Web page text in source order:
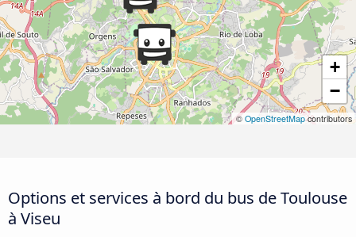
+
−
© OpenStreetMapcontributors
Options et services à bord du bus de Toulouse
à Viseu